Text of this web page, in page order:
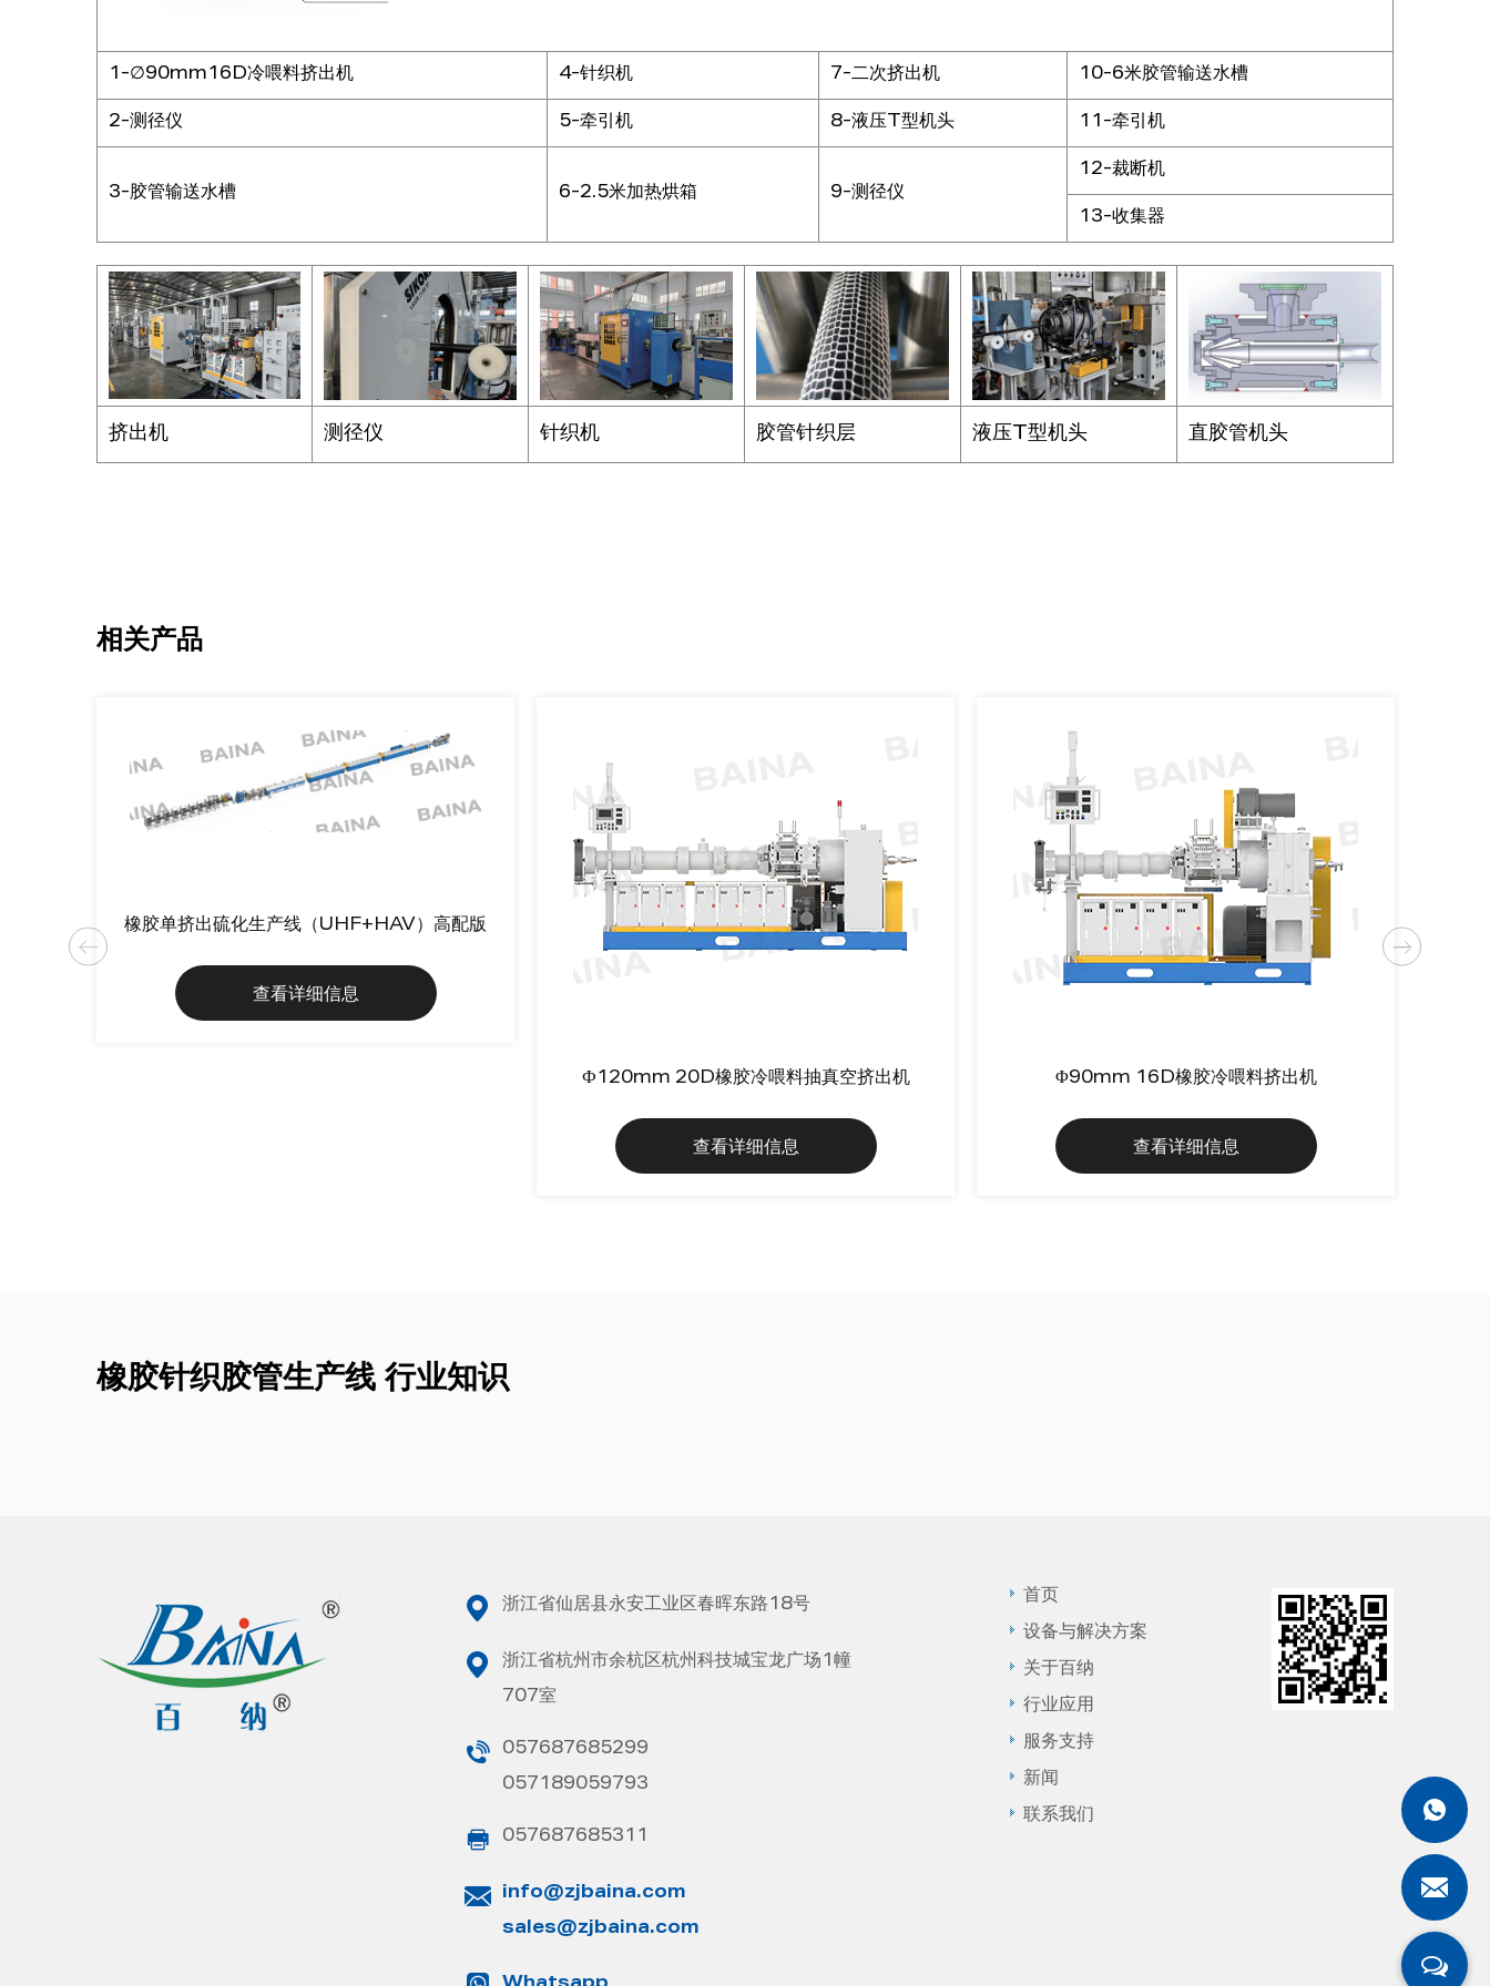
1-∅90mm16D冷喂料挤出机 4-针织机 7-二次挤出机 10-6米胶管输送水槽
2-测径仪 5-牵引机 8-液压T型机头 11-牵引机
3-胶管输送水槽 6-2.5米加热烘箱 9-测径仪
12-裁断机
13-收集器
挤出机 测径仪 针织机 胶管针织层 液压T型机头 直胶管机头
相关产品
橡胶单挤出硫化生产线（UHF+HAV）高配版
查看详细信息
Ф120mm 20D橡胶冷喂料抽真空挤出机
查看详细信息
Φ90mm 16D橡胶冷喂料挤出机
查看详细信息
橡胶针织胶管生产线 行业知识
浙江省仙居县永安工业区春晖东路18号
浙江省杭州市余杭区杭州科技城宝龙广场1幢
707室
057687685299
057189059793
057687685311
info@zjbaina.com
sales@zjbaina.com
首页
设备与解决方案
关于百纳
行业应用
服务支持
新闻
联系我们